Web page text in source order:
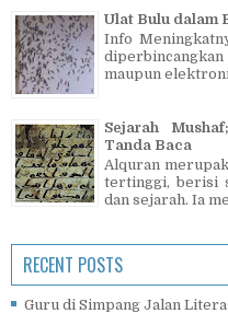
Ulat Bulu dalam
Info
maupun
Sejarah
Tanda Baca
Alquran
tertinggi, berisi
dan sejarah. Ia
RECENT POSTS
Guru di Simpang Jalan